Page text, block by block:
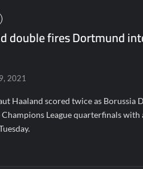
double fires Dortmund
2021
Haaland scored twice as Borussia
Champions League quarterfinals